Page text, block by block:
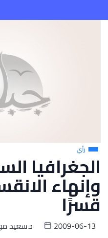
رأي
الجغرافيا
وإنهاء
قسرًا
د.سعيد
2009-06-13